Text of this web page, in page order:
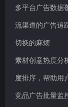
多平台广告数据
流渠道的广告追
切换的麻烦
素材创意热度分
度排序，帮助用
竞品广告批量监